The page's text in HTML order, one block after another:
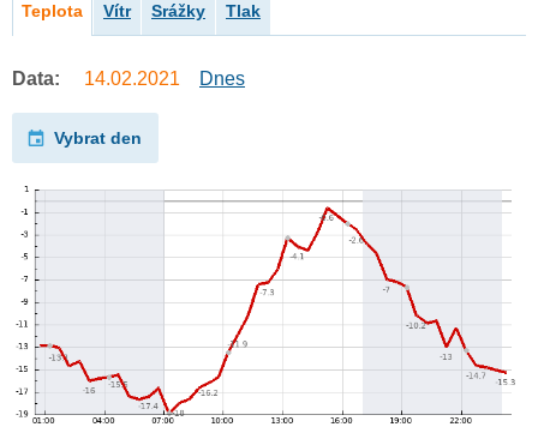
Teplota Vítr Srážky Tlak
Data: 14.02.2021 Dnes
Vybrat den